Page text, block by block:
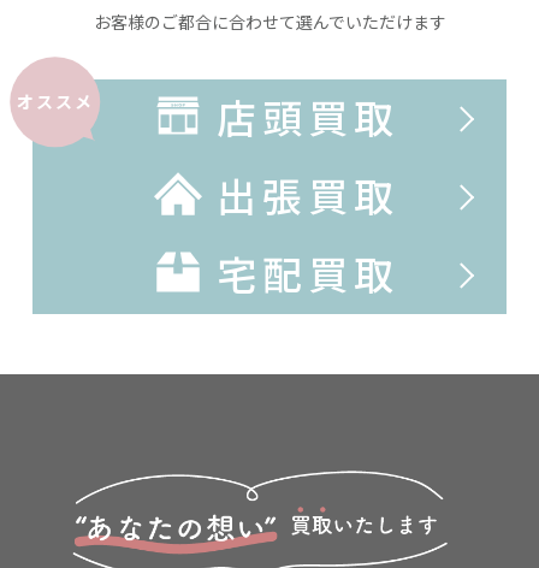
お客様のご都合に合わせて選んでいただけます
オススメ
店頭買取
出張買取
宅配買取